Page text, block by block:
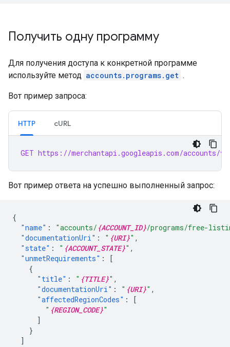
Получить одну программу
Для получения доступа к конкретной программе
используйте метод accounts.programs.get .
Вот пример запроса:
HTTP cURL
GET https://merchantapi.googleapis.com/accounts/
Вот пример ответа на успешно выполненный запрос:
{
"name" : "accounts/ {ACCOUNT_ID}/programs/free-
"documentationUri" : " {URI}" ,
"state" : " {ACCOUNT_STATE}" ,
"unmetRequirements" :
[
{
"title" : " {TITLE}" ,
"documentationUri" : " {URI}" ,
"affectedRegionCodes" :
[
" {REGION_CODE}"
]
}
]